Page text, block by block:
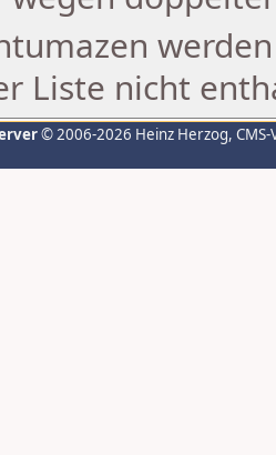
Liste nicht
© 2006-2026 Heinz Herzog,